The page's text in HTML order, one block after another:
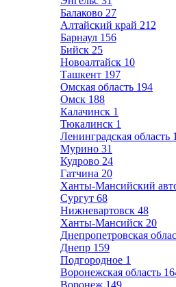
Балаково 27
Алтайский край 212
Барнаул 156
Бийск 25
Новоалтайск 10
Ташкент 197
Омская область 194
Омск 188
Калачинск 1
Тюкалинск 1
Ленинградская область
Мурино 31
Кудрово 24
Гатчина 20
Ханты-Мансийский
Сургут 68
Нижневартовск 48
Ханты-Мансийск 20
Днепропетровская
Днепр 159
Подгородное 1
Воронежская область
Воронеж 149